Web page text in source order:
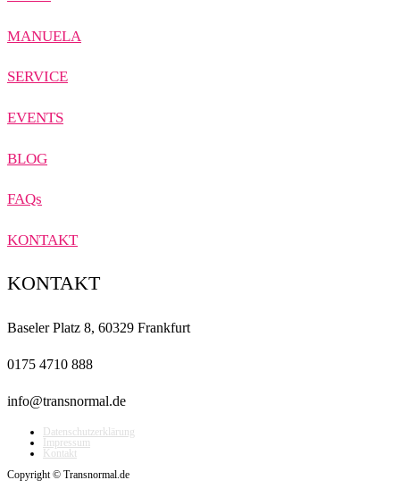
MANUELA
SERVICE
EVENTS
BLOG
FAQs
KONTAKT
KONTAKT
Baseler Platz 8, 60329 Frankfurt
0175 4710 888
info@transnormal.de
Datenschutzerklärung
Impressum
Kontakt
Copyright © Transnormal.de